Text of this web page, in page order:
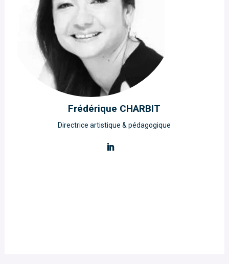
Frédérique CHARBIT
Directrice artistique & pédagogique